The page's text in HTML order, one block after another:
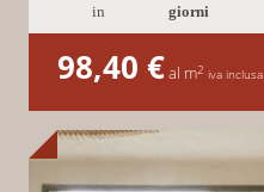
in
giorni
98,40 €al m2 iva inclusa